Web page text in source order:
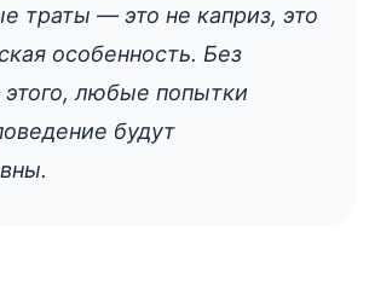
траты — это не каприз, это
особенность. Без
любые попытки
будут